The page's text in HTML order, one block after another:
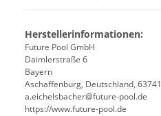
Herstellerinformationen:
Future Pool GmbH
Daimlerstraße 6
Bayern
Aschaffenburg, Deutschland, 63741
a.eichelsbacher@future-pool.de
https://www.future-pool.de